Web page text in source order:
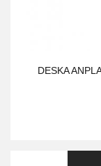
DESKA